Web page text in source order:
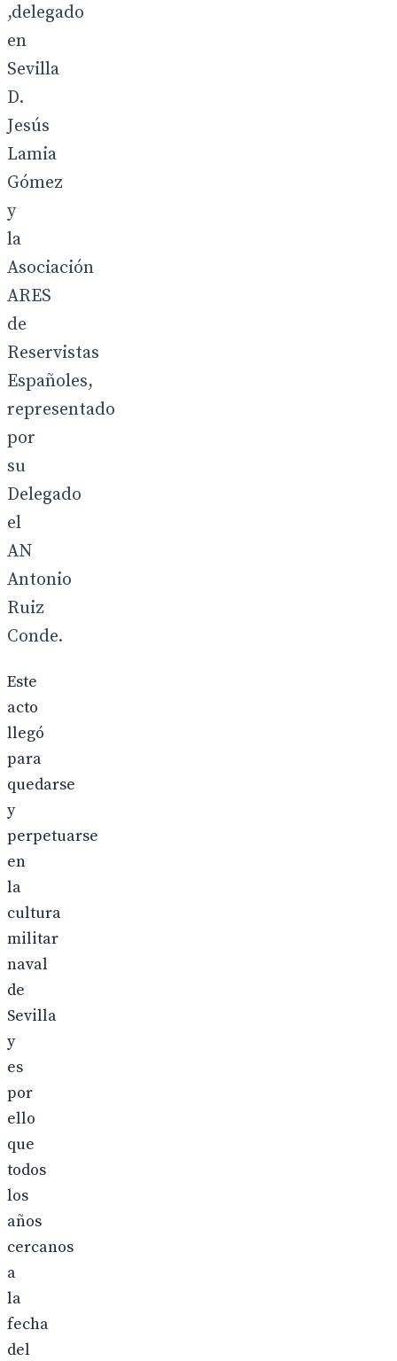
,delegado
en
Sevilla
D.
Jesús
Lamia
Gómez
y
la
Asociación
ARES
de
Reservistas
Españoles,
representado
por
su
Delegado
el
AN
Antonio
Ruiz
Conde.
Este
acto
llegó
para
quedarse
y
perpetuarse
en
la
cultura
militar
naval
de
Sevilla
y
es
por
ello
que
todos
los
años
cercanos
a
la
fecha
del